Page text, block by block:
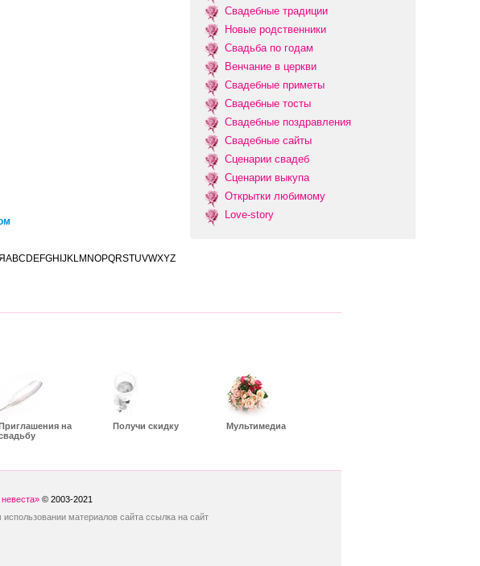
ABC D EFGH JKLM NOPQRSTUVWXYZ
Свадебные традиции
Новые родственники
Свадьба по годам
Венчание в церкви
Свадебные приметы
Свадебные тосты
Свадебные поздравления
Свадебные сайты
Сценарии свадеб
Сценарии выкупа
Открытки любимому
Love-story
на
Получи скидку Мультимедиа
© 2003-2021
материалов сайта ссылка на сайт